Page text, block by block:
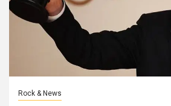
Rock & News